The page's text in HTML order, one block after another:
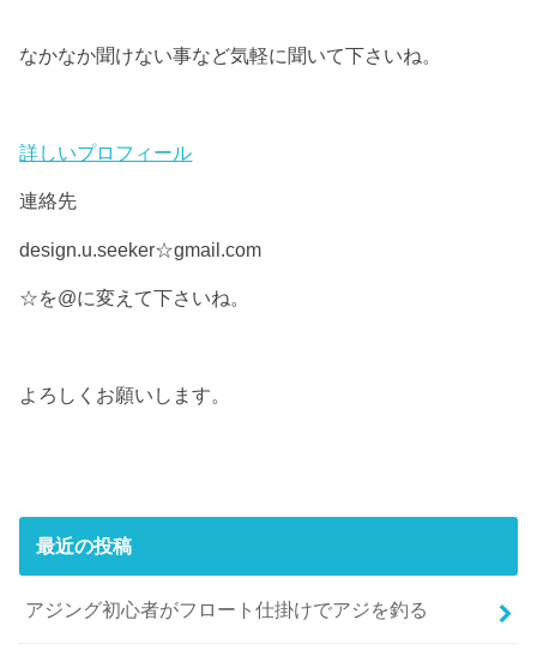
なかなか聞けない事など気軽に聞いて下さいね。
詳しいプロフィール
連絡先
design.u.seeker☆gmail.com
☆を@に変えて下さいね。
よろしくお願いします。
最近の投稿
アジング初心者がフロート仕掛けでアジを釣る